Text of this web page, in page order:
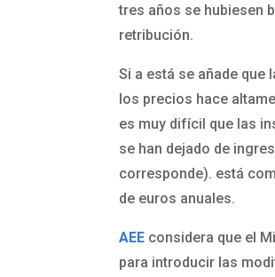
tres años se hubiesen
retribución.
Si a está se añade
los precios hace
es muy difícil que las
se han dejado de
corresponde). está
de euros anuales.
AEE considera que el
para introducir las